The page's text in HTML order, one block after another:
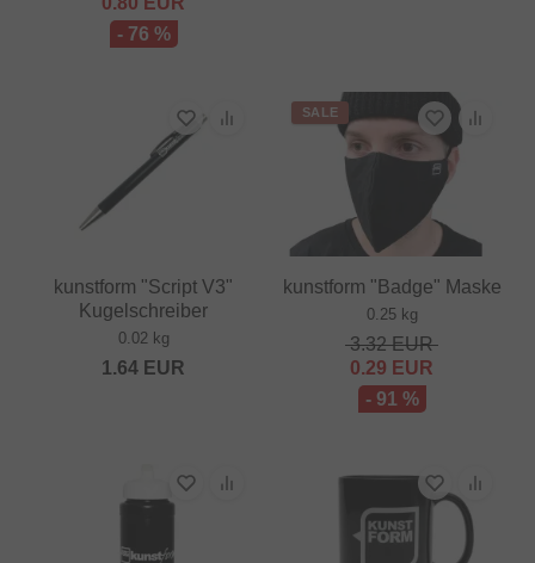
- 76 %
kunstform "Script V3"
Kugelschreiber
0.02 kg
1.64 EUR
SALE
kunstform "Badge" Maske
0.25 kg
3.32EUR
0.29 EUR
- 91 %